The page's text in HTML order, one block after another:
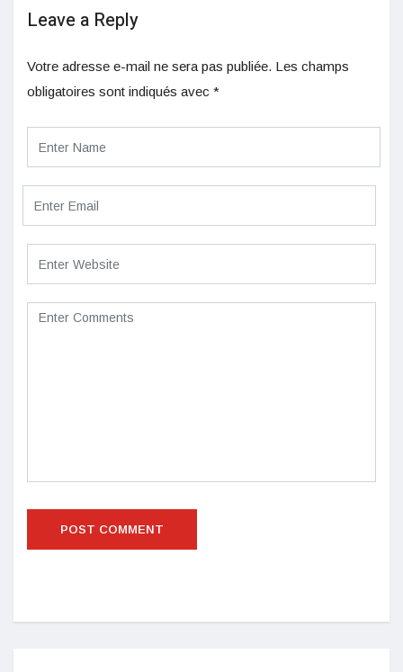
Leave a Reply
Votre adresse e-mail ne sera pas publiée. Les champs
obligatoires sont indiqués avec *